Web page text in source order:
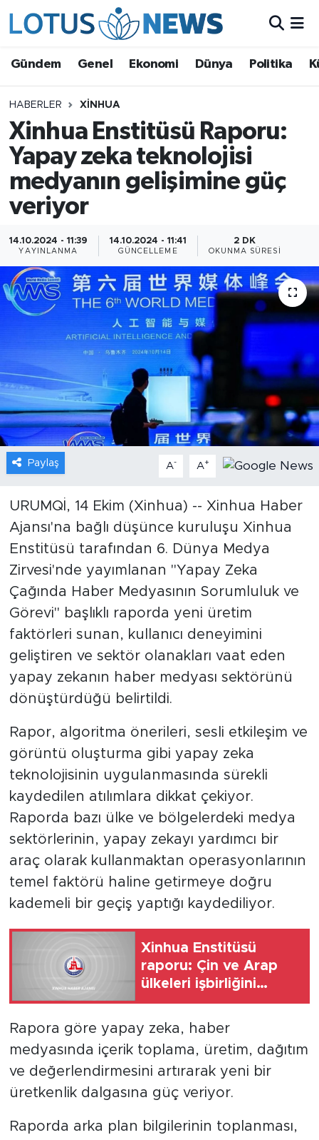
Gündem Genel Ekonomi Dünya Politika
HABERLER XINHUA
Xinhua Enstitüsü Raporu:
Yapay zeka teknolojisi
medyanın gelişimine güç
veriyor
14.10.2024 - 11:39
YAYINLANMA
14.10.2024 - 11:41
GÜNCELLEME
2 DK
OKUNMA SÜRESI
Paylaş A- A+
URUMQİ, 14 Ekim (Xinhua) -- Xinhua Haber
Ajansı'na bağlı düşünce kuruluşu Xinhua
Enstitüsü tarafından 6. Dünya Medya
Zirvesi'nde yayımlanan "Yapay Zeka
Çağında Haber Medyasının Sorumluluk ve
Görevi" başlıklı raporda yeni üretim
faktörleri sunan, kullanıcı deneyimini
geliştiren ve sektör olanakları vaat eden
yapay zekanın haber medyası sektörünü
dönüştürdüğü belirtildi.
Rapor, algoritma önerileri, sesli etkileşim ve
görüntü oluşturma gibi yapay zeka
teknolojisinin uygulanmasında sürekli
kaydedilen atılımlara dikkat çekiyor.
Raporda bazı ülke ve bölgelerdeki medya
sektörlerinin, yapay zekayı yardımcı bir
araç olarak kullanmaktan operasyonlarının
temel faktörü haline getirmeye doğru
kademeli bir geçiş yaptığı kaydediliyor.
Xinhua Enstitüsü
raporu: Çin ve Arap
ülkeleri işbirliğini
ilerletme konusunda
büyük fırsatlarla karşı
karşıya
Rapora göre yapay zeka, haber
medyasında içerik toplama, üretim, dağıtım
ve değerlendirmesini artırarak yeni bir
üretkenlik dalgasına güç veriyor.
Raporda arka plan bilgilerinin toplanması,
Ekonomi
Dünya
Politika
Kültür - Sanat ve Tarih
Yaşam
Bilim ve Teknoloji
Çin Fuarları
Video
Sağlık
Foto Haber
Xinhua Türkiye
Seyahat